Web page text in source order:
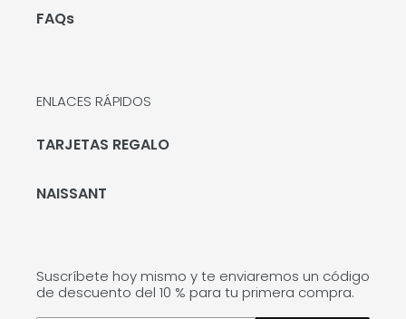
FAQs
ENLACES RÁPIDOS
TARJETAS REGALO
NAISSANT
Suscríbete hoy mismo y te enviaremos un código
de descuento del 10 % para tu primera compra.